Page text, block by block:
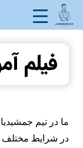
فیلم
در شرایط مختلف